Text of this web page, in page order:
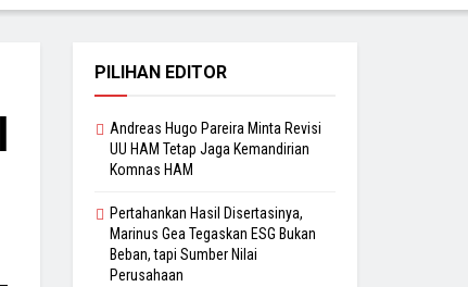
PILIHAN EDITOR
Andreas Hugo Pareira Minta Revisi
UU HAM Tetap Jaga Kemandirian
Komnas HAM
Pertahankan Hasil Disertasinya,
Marinus Gea Tegaskan ESG Bukan
Beban, tapi Sumber Nilai
Perusahaan